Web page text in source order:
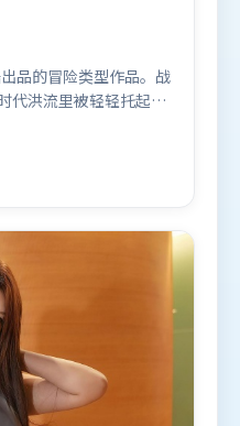
品的冒险类型作品。战
代洪流里被轻轻托起又
节点收束。由管虎执
佳音等联袂出演。影
部分地区首映上线，适